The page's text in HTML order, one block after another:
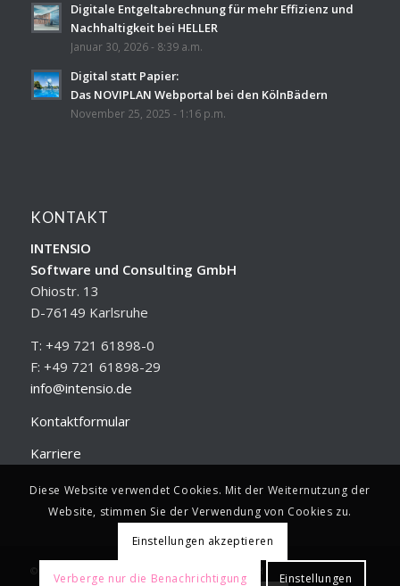
Digitale Entgeltabrechnung für mehr Effizienz und
Nachhaltigkeit bei HELLER
Januar 30, 2026 - 8:39 a.m.
Digital statt Papier:
Das NOVIPLAN Webportal bei den KölnBädern
November 25, 2025 - 1:16 p.m.
KONTAKT
INTENSIO
Software und Consulting GmbH
Ohiostr. 13
D-76149 Karlsruhe
T: +49 721 61898-0
F: +49 721 61898-29
info@intensio.de
Kontaktformular
Karriere
© 2026 INTENSIO Software und Consulting GmbH
Diese Website verwendet Cookies. Mit der Weiternutzung der
Website, stimmen Sie der Verwendung von Cookies zu.
Einstellungen akzeptieren
Verberge nur die Benachrichtigung Einstellungen